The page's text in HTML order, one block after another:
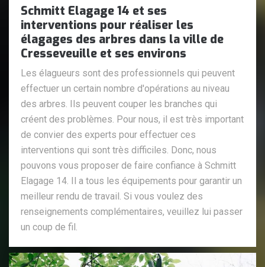
Schmitt Elagage 14 et ses
interventions pour réaliser les
élagages des arbres dans la ville de
Cresseveuille et ses environs
Les élagueurs sont des professionnels qui peuvent
effectuer un certain nombre d'opérations au niveau
des arbres. Ils peuvent couper les branches qui
créent des problèmes. Pour nous, il est très important
de convier des experts pour effectuer ces
interventions qui sont très difficiles. Donc, nous
pouvons vous proposer de faire confiance à Schmitt
Elagage 14. Il a tous les équipements pour garantir un
meilleur rendu de travail. Si vous voulez des
renseignements complémentaires, veuillez lui passer
un coup de fil.